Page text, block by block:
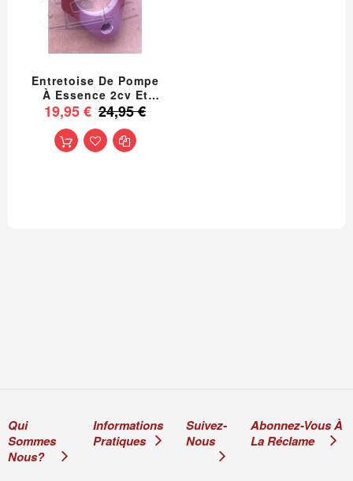
Entretoise De Pompe
À Essence 2cv Et
Dérivés, Cale
Thermique Livraison
Offerte En France
Continentale
19,95 € 24,95 €
Qui
Sommes
Nous?
Informations
Pratiques
Suivez-
Nous
Abonnez-Vous À
La Réclame